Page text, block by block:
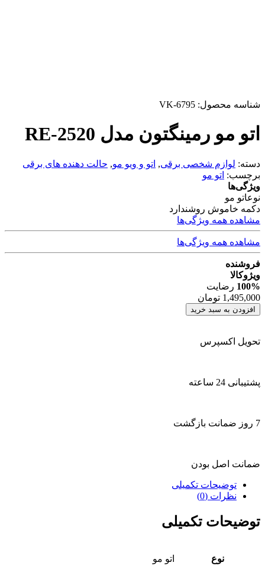
شناسه محصول: VK-6795
اتو مو رمینگتون مدل RE-2520
دسته: لوازم شخصی برقی, اتو و ویو مو, حالت دهنده های برقی
برچسب: اتو مو
ویژگی‌ها
نوعاتو مو
دکمه خاموش روشندارد
مشاهده همه ویژگی‌ها
مشاهده همه ویژگی‌ها
فروشنده
ویژوکالا
100% رضایت
1,495,000 تومان
افزودن به سبد خرید
تحویل اکسپرس
پشتیبانی 24 ساعته
7 روز ضمانت بازگشت
ضمانت اصل بودن
توضیحات تکمیلی
نظرات (0)
توضیحات تکمیلی
نوع اتو مو